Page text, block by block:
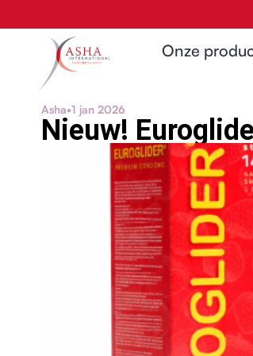
naar
Onze
Asha•1 jan 2026
Nieuw!